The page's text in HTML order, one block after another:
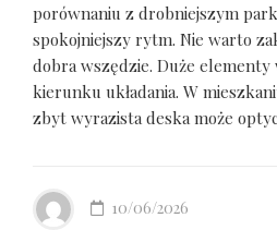
porównaniu z drobniejszym
spokojniejszy rytm. Nie warto
dobra wszędzie. Duże elementy
kierunku układania. W
zbyt wyrazista deska może
10/06/2026